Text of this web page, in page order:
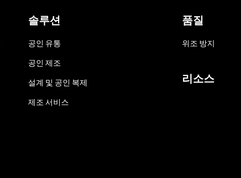
솔루션
공인 유통
공인 제조
설계 및 공인 복제
제조 서비스
품질
위조 방지
리소스